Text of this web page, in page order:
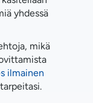
yhdessä
mikä
ilmainen